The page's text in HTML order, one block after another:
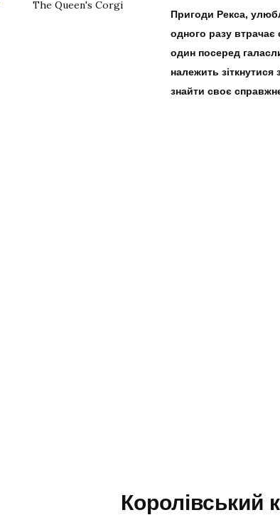
Пригоди Рекса,
одного разу
один посеред
належить зіткнутися
знайти своє
Королівський